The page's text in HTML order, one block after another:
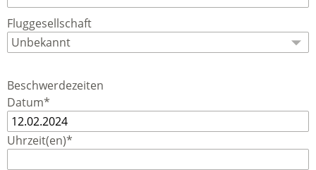
Fluggesellschaft
Beschwerdezeiten
Datum*
Uhrzeit(en)*